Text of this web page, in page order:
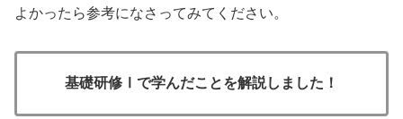
よかったら参考になさってみてください。
基礎研修Ⅰで学んだことを解説しました！